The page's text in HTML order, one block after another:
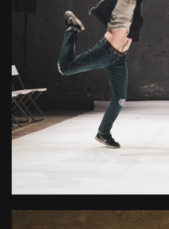
d'artistes et
implantées
+